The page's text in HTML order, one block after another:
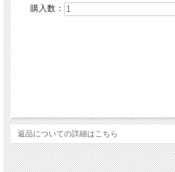
〇訪問リハビリテーションの業務にかかわるDX
川副 巧成
〇オンラインを利用した新しい言語療法
株式会社くるみの森
言語聴覚士
購入数：
返品についての詳細はこちら